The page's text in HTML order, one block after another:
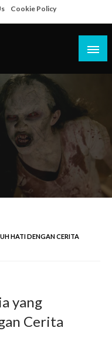
Cookie Policy
HATI DENGAN CERITA
yang
Cerita